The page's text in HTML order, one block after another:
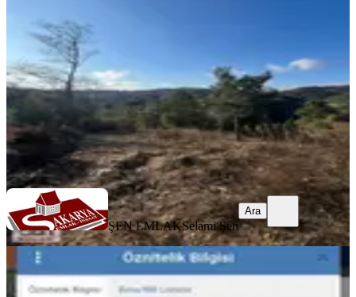
2.150.000 ₺
ŞEN EMLAK Selami Şen
Ara
ŞEN EMLAKSelami Şen
Ara
Çanakkale Ayvacık Paşaköyde Satılık
Arsa